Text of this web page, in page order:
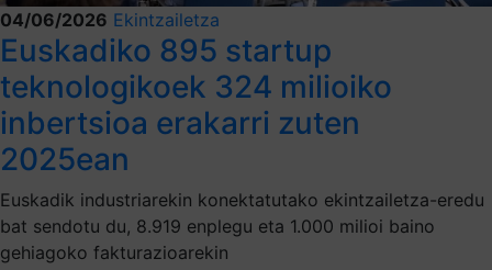
04/06/2026 Ekintzailetza
Euskadiko 895 startup
teknologikoek 324 milioiko
inbertsioa erakarri zuten
2025ean
Euskadik industriarekin konektatutako ekintzailetza-eredu
bat sendotu du, 8.919 enplegu eta 1.000 milioi baino
gehiagoko fakturazioarekin